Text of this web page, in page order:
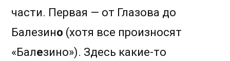
части. Первая — от Глазова до
Балезино (хотя все произносят
«Балезино»). Здесь какие-то